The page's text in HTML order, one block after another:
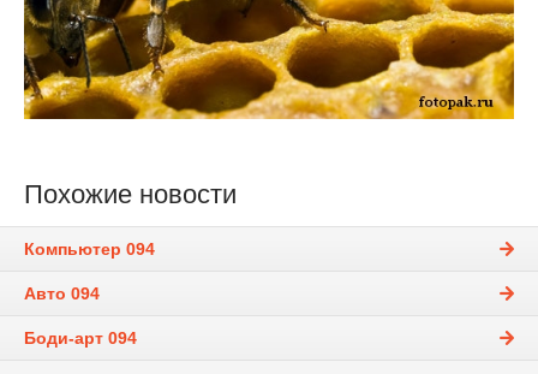
Похожие новости
Компьютер 094
Авто 094
Боди-арт 094